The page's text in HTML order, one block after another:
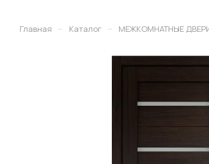
Главная – Каталог – МЕЖКОМНАТНЫЕ